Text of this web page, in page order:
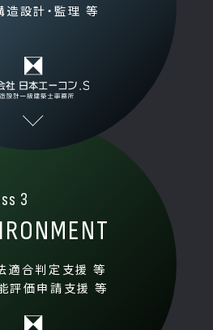
造設計・監理 等
3
適合判定支援 等
評価申請支援 等